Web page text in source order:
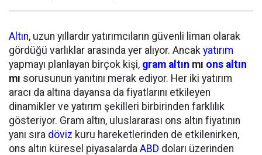
Altın, uzun yıllardır yatırımcıların güvenli liman olarak
gördüğü varlıklar arasında yer alıyor. Ancak yatırım
yapmayı planlayan birçok kişi, gram altın mı ons altın
mı sorusunun yanıtını merak ediyor. Her iki yatırım
aracı da altına dayansa da fiyatlarını etkileyen
dinamikler ve yatırım şekilleri birbirinden farklılık
gösteriyor. Gram altın, uluslararası ons altın fiyatının
yanı sıra döviz kuru hareketlerinden de etkilenirken,
ons altın küresel piyasalarda ABD doları üzerinden